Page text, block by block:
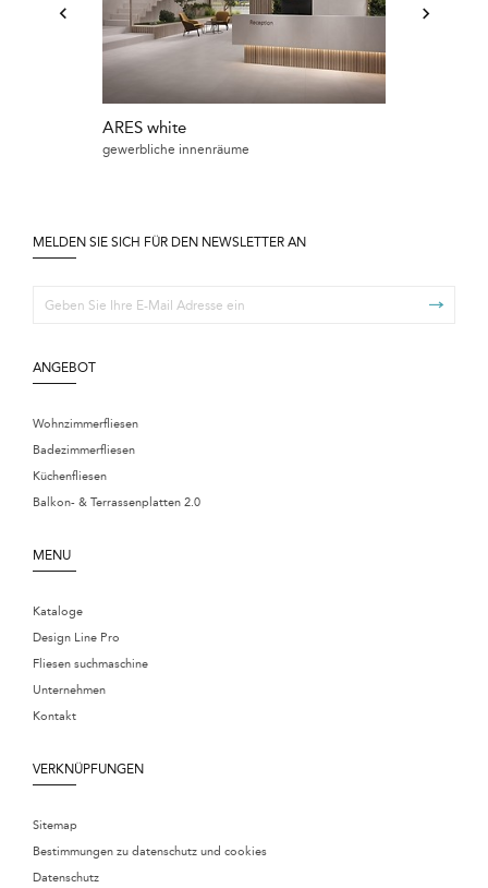
ARES white
gewerbliche innenräume
MELDEN SIE SICH FÜR DEN NEWSLETTER AN
ANGEBOT
Wohnzimmerfliesen
Badezimmerfliesen
Küchenfliesen
Balkon- & Terrassenplatten 2.0
MENU
Kataloge
Design Line Pro
Fliesen suchmaschine
Unternehmen
Kontakt
VERKNÜPFUNGEN
Sitemap
Bestimmungen zu datenschutz und cookies
Datenschutz